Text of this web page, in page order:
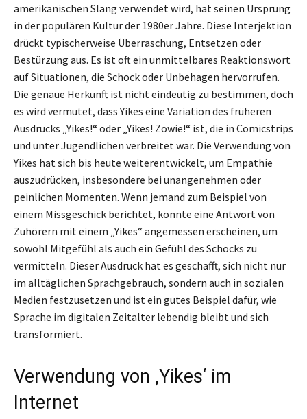
amerikanischen Slang verwendet wird, hat seinen Ursprung
in der populären Kultur der 1980er Jahre. Diese Interjektion
drückt typischerweise Überraschung, Entsetzen oder
Bestürzung aus. Es ist oft ein unmittelbares Reaktionswort
auf Situationen, die Schock oder Unbehagen hervorrufen.
Die genaue Herkunft ist nicht eindeutig zu bestimmen, doch
es wird vermutet, dass Yikes eine Variation des früheren
Ausdrucks „Yikes!“ oder „Yikes! Zowie!“ ist, die in Comicstrips
und unter Jugendlichen verbreitet war. Die Verwendung von
Yikes hat sich bis heute weiterentwickelt, um Empathie
auszudrücken, insbesondere bei unangenehmen oder
peinlichen Momenten. Wenn jemand zum Beispiel von
einem Missgeschick berichtet, könnte eine Antwort von
Zuhörern mit einem „Yikes“ angemessen erscheinen, um
sowohl Mitgefühl als auch ein Gefühl des Schocks zu
vermitteln. Dieser Ausdruck hat es geschafft, sich nicht nur
im alltäglichen Sprachgebrauch, sondern auch in sozialen
Medien festzusetzen und ist ein gutes Beispiel dafür, wie
Sprache im digitalen Zeitalter lebendig bleibt und sich
transformiert.
Verwendung von ‚Yikes‘ im
Internet